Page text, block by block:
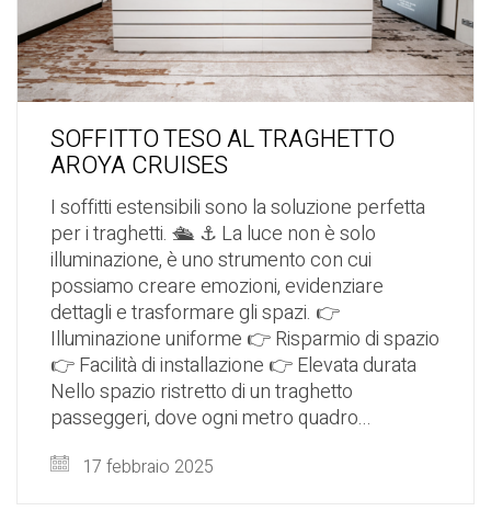
SOFFITTO TESO AL TRAGHETTO
AROYA CRUISES
I soffitti estensibili sono la soluzione perfetta
per i traghetti. 🛳️ ⚓ La luce non è solo
illuminazione, è uno strumento con cui
possiamo creare emozioni, evidenziare
dettagli e trasformare gli spazi. 👉
Illuminazione uniforme 👉 Risparmio di spazio
👉 Facilità di installazione 👉 Elevata durata
Nello spazio ristretto di un traghetto
passeggeri, dove ogni metro quadro...
17 febbraio 2025